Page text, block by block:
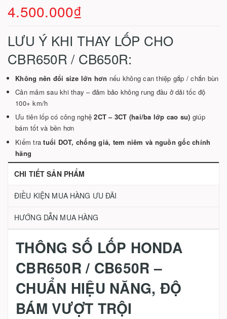
4.500.000₫
LƯU Ý KHI THAY LỐP CHO
CBR650R / CB650R:
Không nên đổi size lớn hơn nếu không can thiệp gắp / chắn bùn
Cân mâm sau khi thay – đảm bảo không rung đầu ở dải tốc độ
100+ km/h
Ưu tiên lốp có công nghệ2CT – 3CT (hai/ba lớp cao su) giúp
bám tốt và bền hơn
Kiểm tratuổi DOT, chống giả, tem niêm và nguồn gốc chính
hãng
CHI TIẾT SẢN PHẨM
ĐIỀU KIỆN MUA HÀNG ƯU ĐÃI
HƯỚNG DẪN MUA HÀNG
THÔNG SỐ LỐP HONDA
CBR650R / CB650R –
CHUẨN HIỆU NĂNG, ĐỘ
BÁM VƯỢT TRỘI